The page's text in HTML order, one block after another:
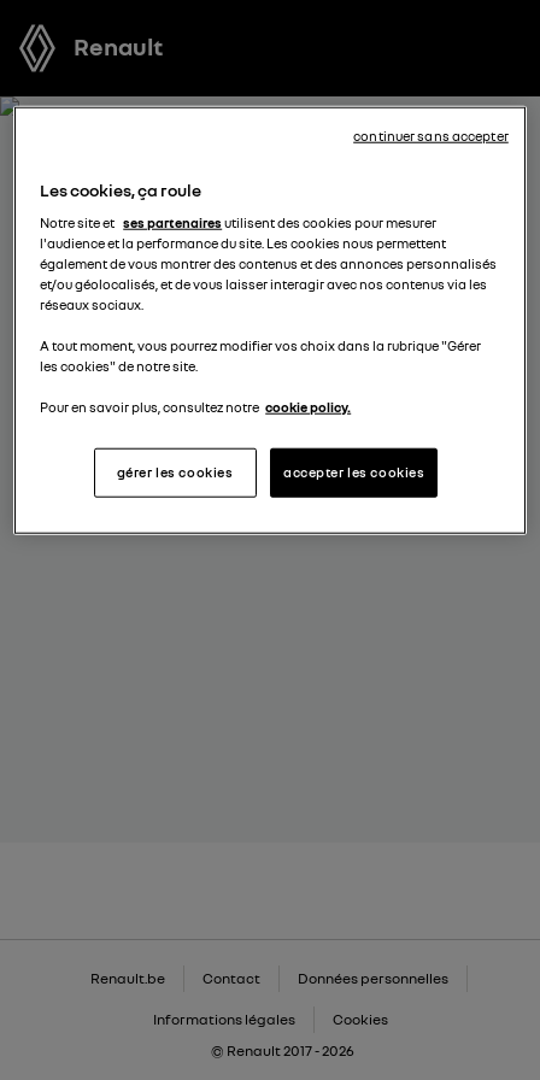
Renault
RÉSERVEZ UN ESSAI POUR
SCENIC E-TECH ELECTRIC
Vous vous demandez quel véhicule est fait pour vous ?
Réservez l’un de nos modèles pour profiter d’un essai
gratuit au volant d’un véhicule neuf avant de prendre
complétez vos coordonnées
Renault.be Contact Données personnelles
Informations légales
Cookies
© Renault 2017 - 2026
Les cookies, ça roule
Notre site et ses partenairesutilisent des cookies pour mesurer
l'audience et la performance du site. Les cookies nous permettent
également de vous montrer des contenus et des annonces personnalisés
et/ou géolocalisés, et de vous laisser interagir avec nos contenus via les
réseaux sociaux.
A tout moment, vous pourrez modifier vos choix dans la rubrique "Gérer
les cookies" de notre site.
Pour en savoir plus, consultez notre cookie policy.
accepter les cookies
gérer les cookies
continuer sans accepter